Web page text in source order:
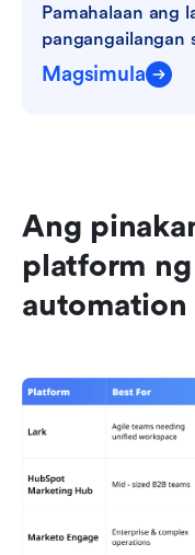
Pamahalaan ang
pangangailangan
Magsimula
Ang
platform
automation